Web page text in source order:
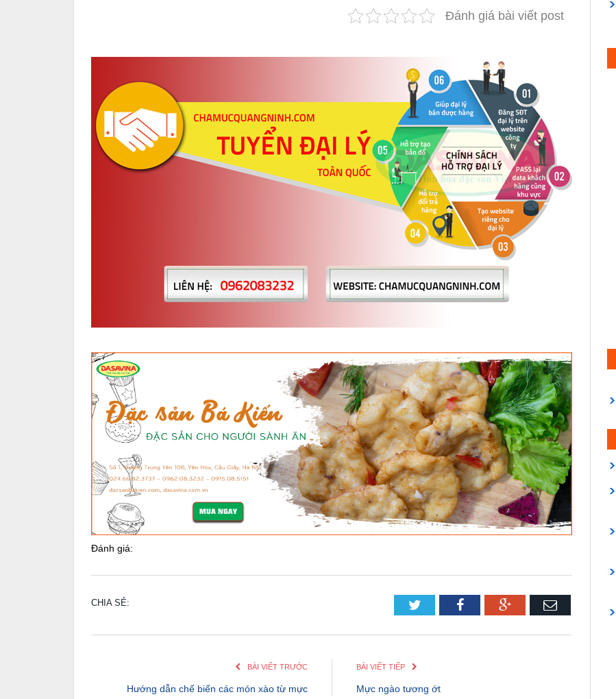
Đánh giá bài viết post
Đánh giá:
CHIA SẺ: Twitter FacebookGoogle+Email
BÀI VIẾT TRƯỚC
Hướng dẫn chế biến các món xào từ mực
BÀI VIẾT TIẾP
Mực ngào tương ớt